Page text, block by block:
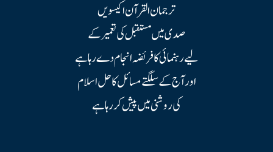
ترجمان القرآن اکیسویں
صدی میں مستقبل کی تعمیر کے
لیے رہنمائی کا فریضہ انجام دے رہا ہے
اور آج کے سلگتے مسائل کا حل اسلام
کی روشنی میں پیش کر رہا ہے